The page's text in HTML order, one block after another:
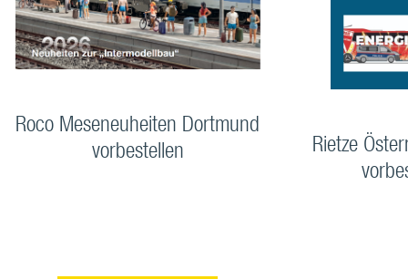
Roco Meseneuheiten Dortmund
vorbestellen
Rietze